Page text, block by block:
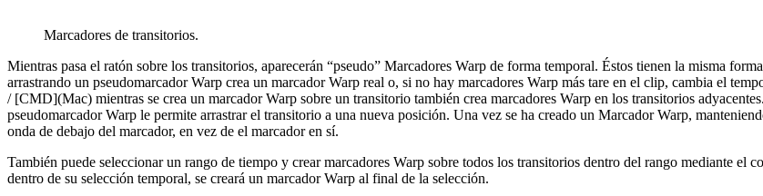
Marcadores de transitorios.
Mientras pasa el ratón sobre los transitorios, aparecerán “pseudo” Marcadores Warp de forma temporal. Éstos tienen la misma
arrastrando un pseudomarcador Warp crea un marcador Warp real o, si no hay marcadores Warp más tare en el clip, cambia el
/ [CMD](Mac) mientras se crea un marcador Warp sobre un transitorio también crea marcadores Warp en los transitorios
pseudomarcador Warp le permite arrastrar el transitorio a una nueva posición. Una vez se ha creado un Marcador Warp,
onda de debajo del marcador, en vez de el marcador en sí.
También puede seleccionar un rango de tiempo y crear marcadores Warp sobre todos los transitorios dentro del rango mediante el
dentro de su selección temporal, se creará un marcador Warp al final de la selección.